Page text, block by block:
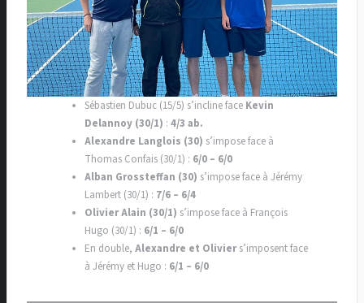
Sébastien Dubuc (15/5) s’incline face Kevin
Delannoy (30/1) : 4/3 ab.
Alexandre Langlois (30) s’impose face à
Thomas Confais (30/1) : 6/0 – 6/0
Alban Grossteffan (30) s’impose face à Jérémy
Lambert (30/1) : 7/6 – 6/4
Olivier Alain (30/1) s’impose face à François
Hugo (30/1) : 6/1 – 6/0
En double, Alexandre et Oliviers’imposent face
à Jérémy et Hugo : 6/1 – 6/0